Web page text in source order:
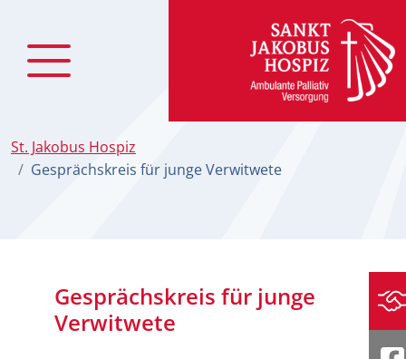
St. Jakobus Hospiz
Gesprächskreis für junge Verwitwete
Gesprächskreis für junge
Verwitwete